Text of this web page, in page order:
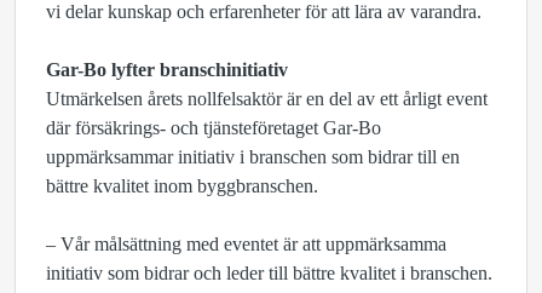
vi delar kunskap och erfarenheter för att lära av varandra.
Gar-Bo lyfter branschinitiativ
Utmärkelsen årets nollfelsaktör är en del av ett årligt event
där försäkrings- och tjänsteföretaget Gar-Bo
uppmärksammar initiativ i branschen som bidrar till en
bättre kvalitet inom byggbranschen.
– Vår målsättning med eventet är att uppmärksamma
initiativ som bidrar och leder till bättre kvalitet i branschen.